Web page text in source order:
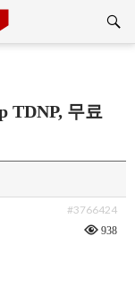
TDNP, 무료
#3766424
938